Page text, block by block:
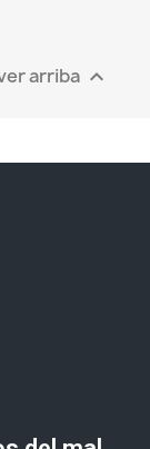
arriba 